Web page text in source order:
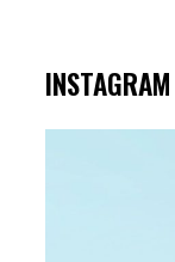
INSTAGRAM